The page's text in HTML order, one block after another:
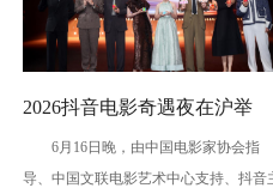
2026抖音电影奇遇夜在沪举
办，暑期档剧组、青年创作者
6月16日晚，由中国电影家协会指
导、中国文联电影艺术中心支持、抖音